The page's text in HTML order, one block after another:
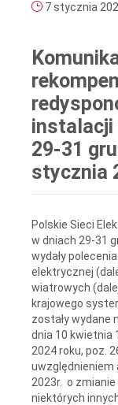
7 stycznia
instalacji
29-31
stycznia
Polskie Sieci
w dniach 29-31
wydały
elektrycznej
wiatrowych
krajowego
zostały wydane
dnia 10 kwietnia
2024 roku, poz.
uwzględnieniem
2023r. o
niektórych